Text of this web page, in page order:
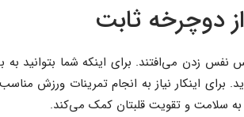
دوچرخه ثابت
زدن می‌افتند. برای اینکه شما بتوانید به
اینکار نیاز به انجام تمرینات ورزش
به سلامت و تقویت قلبتان کمک می‌کند.